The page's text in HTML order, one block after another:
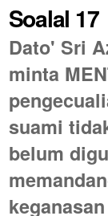
Soalal 17
Dato' Sri
minta
suami
belum